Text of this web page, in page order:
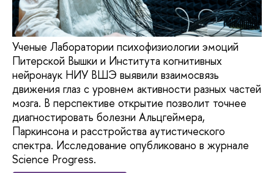
Ученые Лаборатории психофизиологии эмоций
Питерской Вышки и Института когнитивных
нейронаук НИУ ВШЭ выявили взаимосвязь
движения глаз с уровнем активности разных частей
мозга. В перспективе открытие позволит точнее
диагностировать болезни Альцгеймера,
Паркинсона и расстройства аутистического
спектра. Исследование опубликовано в журнале
Science Progress.